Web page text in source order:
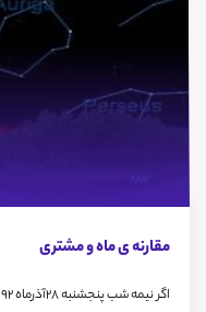
مقارنه ی ماه و مشتری